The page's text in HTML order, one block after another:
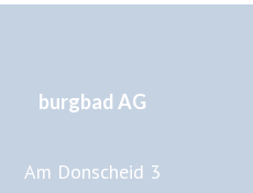
burgbad AG
Am Donscheid 3